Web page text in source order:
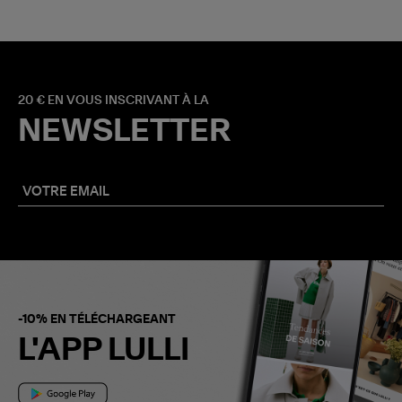
20 € EN VOUS INSCRIVANT À LA
NEWSLETTER
-10% EN TÉLÉCHARGEANT
L'APP LULLI